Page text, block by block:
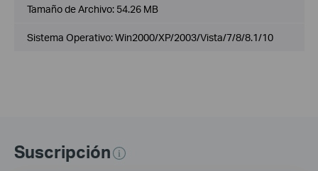
Tamaño de Archivo: 54.26 MB
Sistema Operativo: Win2000/XP/2003/Vista/7/8/8.1/10
Suscripción